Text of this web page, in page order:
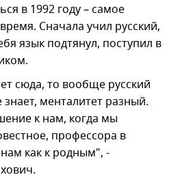
в 1992 году – самое
Сначала учил русский,
язык подтянул, поступил в
сюда, то вообще русский
менталитет разный.
к нам, когда мы
профессора в
как к родным", -